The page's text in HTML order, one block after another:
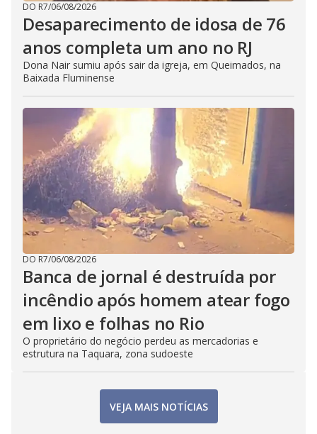
DO R7/06/08/2026
Desaparecimento de idosa de 76
anos completa um ano no RJ
Dona Nair sumiu após sair da igreja, em Queimados, na
Baixada Fluminense
DO R7/06/08/2026
Banca de jornal é destruída por
incêndio após homem atear fogo
em lixo e folhas no Rio
O proprietário do negócio perdeu as mercadorias e
estrutura na Taquara, zona sudoeste
VEJA MAIS NOTÍCIAS